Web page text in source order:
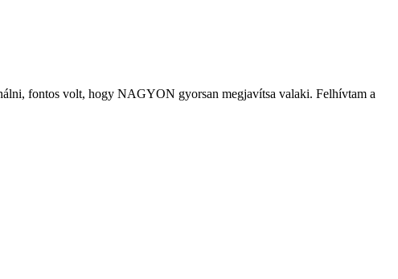
fontos volt, hogy NAGYON gyorsan megjavítsa valaki. Felhívtam a